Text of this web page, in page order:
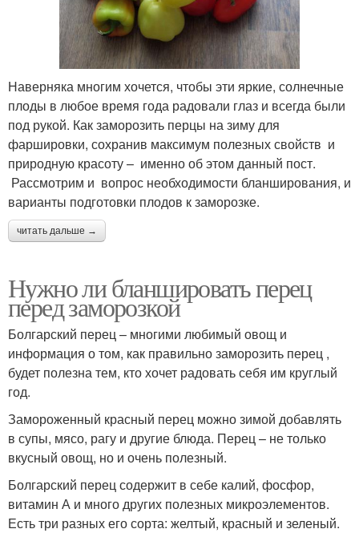
Наверняка многим хочется, чтобы эти яркие, солнечные
плоды в любое время года радовали глаз и всегда были
под рукой. Как заморозить перцы на зиму для
фаршировки, сохранив максимум полезных свойств и
природную красоту – именно об этом данный пост.
Рассмотрим и вопрос необходимости бланширования, и
варианты подготовки плодов к заморозке.
читать дальше →
Нужно ли бланшировать перец
перед заморозкой
Болгарский перец – многими любимый овощ и
информация о том, как правильно заморозить перец ,
будет полезна тем, кто хочет радовать себя им круглый
год.
Замороженный красный перец можно зимой добавлять
в супы, мясо, рагу и другие блюда. Перец – не только
вкусный овощ, но и очень полезный.
Болгарский перец содержит в себе калий, фосфор,
витамин А и много других полезных микроэлементов.
Есть три разных его сорта: желтый, красный и зеленый.